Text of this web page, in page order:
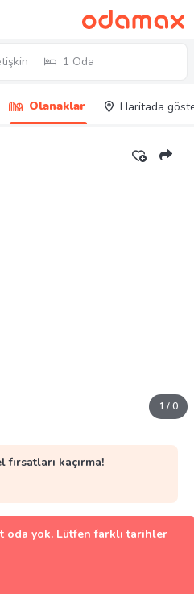
1 Oda
Olanaklar Haritada
1/0
fırsatları kaçırma!
oda yok. Lütfen farklı tarihler